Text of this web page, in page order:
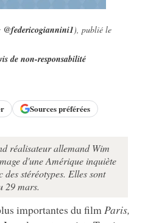
@federicogiannini1), publié le
de non-responsabilité
Sources préférées
réalisateur allemand Wim
d'une Amérique inquiète
stéréotypes. Elles sont
29 mars.
importantes du film Paris,